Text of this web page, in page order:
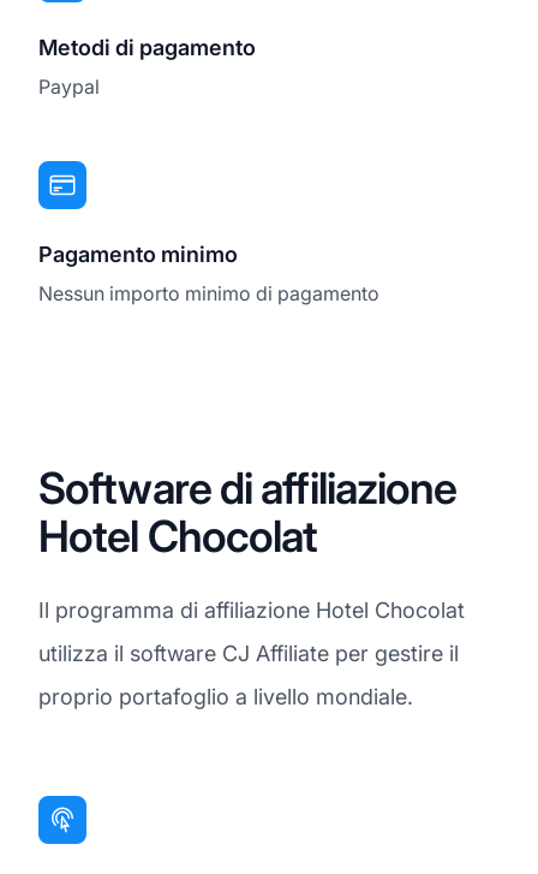
Metodi di pagamento
Paypal
Pagamento minimo
Nessun importo minimo di pagamento
Software di affiliazione
Hotel Chocolat
Il programma di affiliazione Hotel Chocolat
utilizza il software CJ Affiliate per gestire il
proprio portafoglio a livello mondiale.